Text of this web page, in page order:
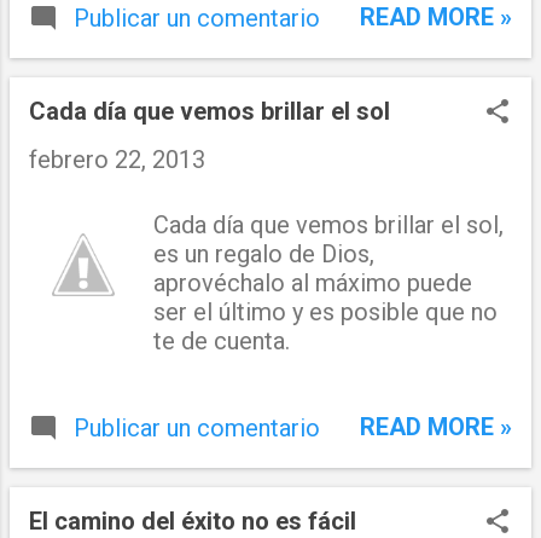
Publicar un comentario READ MORE »
Cada día que vemos brillar el sol
febrero 22, 2013
Cada día que vemos brillar el sol,
es un regalo de Dios,
aprovéchalo al máximo puede
ser el último y es posible que no
te de cuenta.
Publicar un comentario READ MORE »
El camino del éxito no es fácil